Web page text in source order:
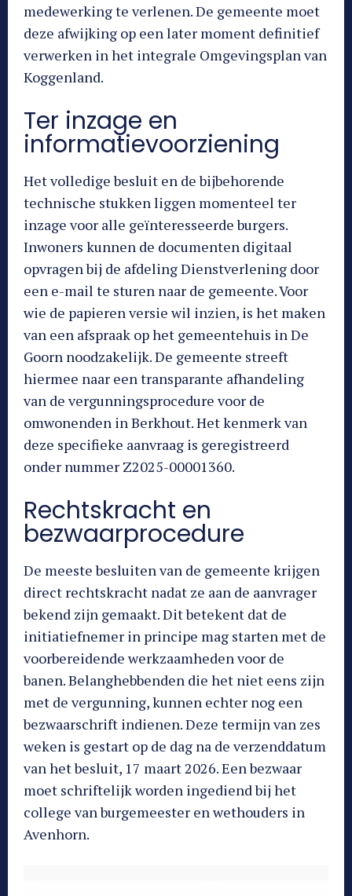
medewerking te verlenen. De gemeente moet
deze afwijking op een later moment definitief
verwerken in het integrale Omgevingsplan van
Koggenland.
Ter inzage en
informatievoorziening
Het volledige besluit en de bijbehorende
technische stukken liggen momenteel ter
inzage voor alle geïnteresseerde burgers.
Inwoners kunnen de documenten digitaal
opvragen bij de afdeling Dienstverlening door
een e-mail te sturen naar de gemeente. Voor
wie de papieren versie wil inzien, is het maken
van een afspraak op het gemeentehuis in De
Goorn noodzakelijk. De gemeente streeft
hiermee naar een transparante afhandeling
van de vergunningsprocedure voor de
omwonenden in Berkhout. Het kenmerk van
deze specifieke aanvraag is geregistreerd
onder nummer Z2025-00001360.
Rechtskracht en
bezwaarprocedure
De meeste besluiten van de gemeente krijgen
direct rechtskracht nadat ze aan de aanvrager
bekend zijn gemaakt. Dit betekent dat de
initiatiefnemer in principe mag starten met de
voorbereidende werkzaamheden voor de
banen. Belanghebbenden die het niet eens zijn
met de vergunning, kunnen echter nog een
bezwaarschrift indienen. Deze termijn van zes
weken is gestart op de dag na de verzenddatum
van het besluit, 17 maart 2026. Een bezwaar
moet schriftelijk worden ingediend bij het
college van burgemeester en wethouders in
Avenhorn.